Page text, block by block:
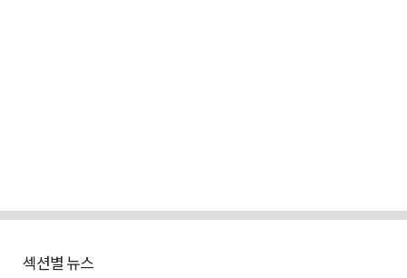
섹션별 뉴스